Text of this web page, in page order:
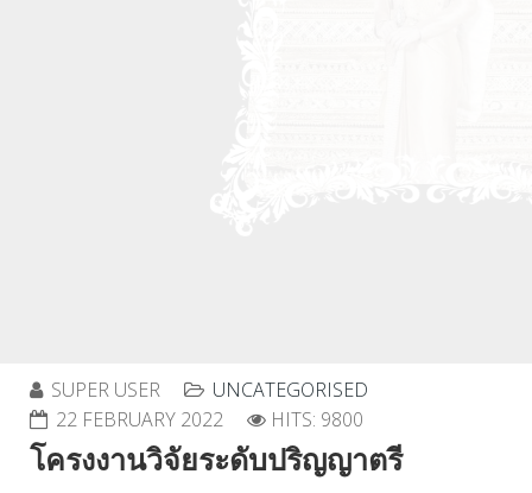
SUPER USER
UNCATEGORISED
22 FEBRUARY 2022
HITS: 9800
โครงงานวิจัยระดับปริญญาตรี